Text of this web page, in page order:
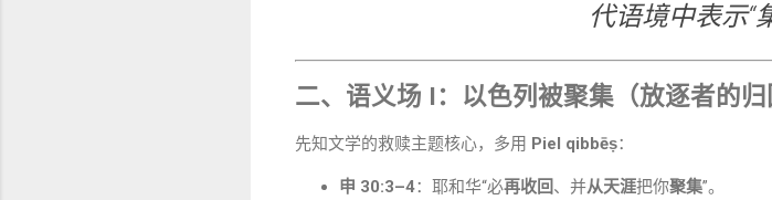
代语境中表示“
二、语义场 I： 以色列被聚集（放逐者的归
先知文学的救赎主题核心，多用 Piel qibbēṣ：
申 30:3–4：耶和华“必再收回、并从天涯把你聚集”。